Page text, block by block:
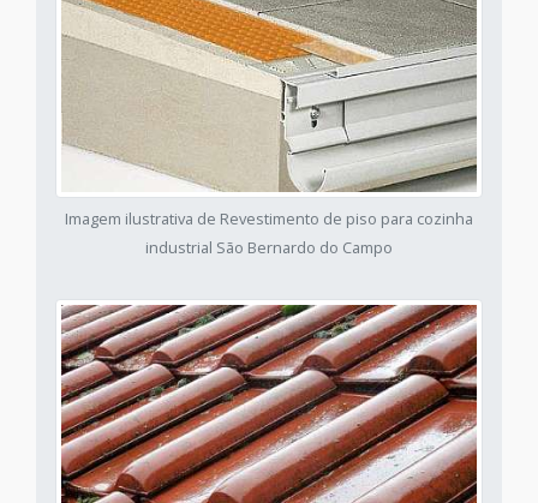
Imagem ilustrativa de Revestimento de piso para cozinha
industrial São Bernardo do Campo